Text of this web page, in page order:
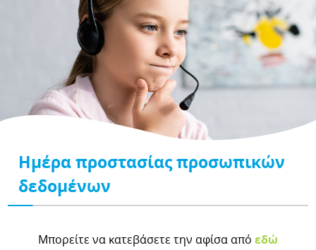
Ημέρα προστασίας προσωπικών
δεδομένων
Μπορείτε να κατεβάσετε την αφίσα από εδώ